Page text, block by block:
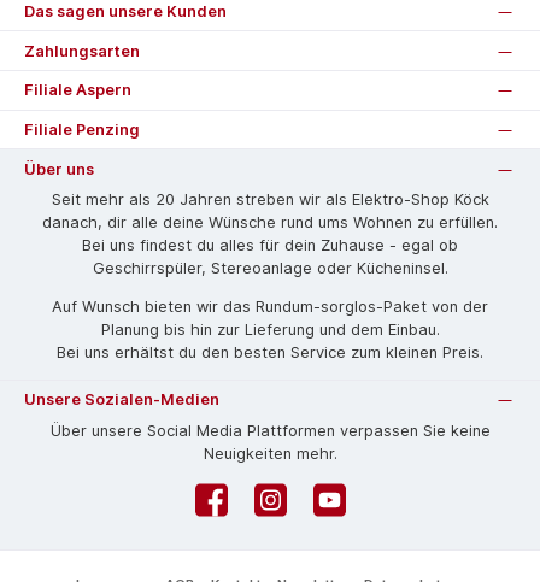
Das sagen unsere Kunden
Zahlungsarten
Filiale Aspern
Filiale Penzing
Über uns
Seit mehr als 20 Jahren streben wir als Elektro-Shop Köck
danach, dir alle deine Wünsche rund ums Wohnen zu erfüllen.
Bei uns findest du alles für dein Zuhause - egal ob
Geschirrspüler, Stereoanlage oder Kücheninsel.
Auf Wunsch bieten wir das Rund­um-sorg­los-Pa­ket von der
Planung bis hin zur Lieferung und dem Einbau.
Bei uns erhältst du den besten Service zum kleinen Preis.
Unsere Sozialen-Medien
Über unsere Social Media Plattformen verpassen Sie keine
Neuigkeiten mehr.
FacebookInstagramYouTube